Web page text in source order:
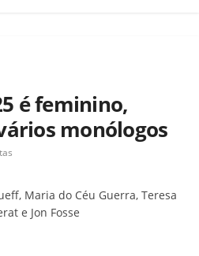
é feminino,
monólogos
Maria do Céu Guerra, Teresa
e Jon Fosse